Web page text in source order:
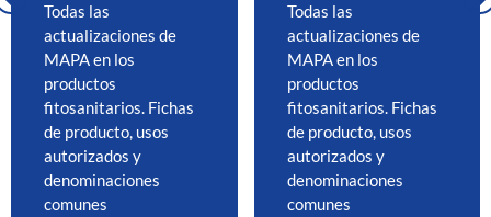
Todas las
actualizaciones de
MAPA en los
productos
fitosanitarios. Fichas
de producto, usos
autorizados y
denominaciones
comunes
Todas las
actualizaciones de
MAPA en los
productos
fitosanitarios. Fichas
de producto, usos
autorizados y
denominaciones
comunes